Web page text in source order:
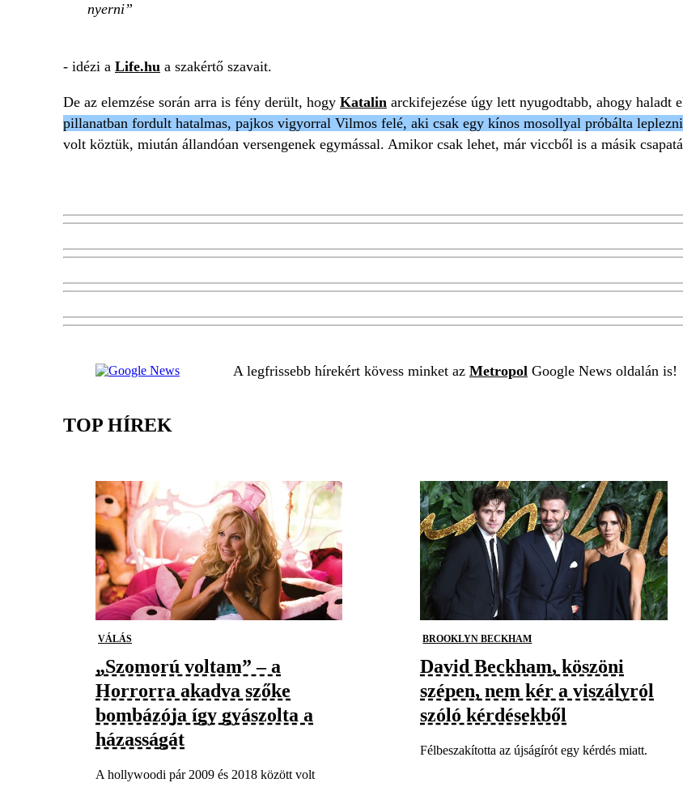
nyerni
- idézi a Life.hu a szakértő szavait.
De az elemzése során arra is fény derült, hogy Katalin arckifejezése úgy lett nyugodtabb, ahogy haladt
pillanatban fordult hatalmas, pajkos vigyorral Vilmos felé, aki csak egy kínos mosollyal próbálta
volt köztük, miután állandóan versengenek egymással. Amikor csak lehet, már viccből is a másik
A legfrissebb hírekért kövess minket az Metropol Google News oldalán is!
TOP HÍREK
VÁLÁS
„Szomorú voltam” – a
Horrorra akadva szőke
bombázója így gyászolta a
házasságát
A hollywoodi pár 2009 és 2018 között volt
BROOKLYN BECKHAM
David Beckham, köszöni
szépen, nem kér a viszályról
szóló kérdésekből
Félbeszakította az újságírót egy kérdés miatt.